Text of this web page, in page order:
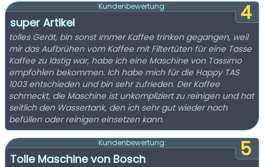
4
Kundenbewertung:
super Artikel
tolles Gerät, bin sonst immer Kaffee trinken gegangen, weil
mir das Aufbrühen vom Kaffee mit Filtertüten für eine Tasse
Kaffee zu lästig war, habe ich eine Maschine von Tassimo
empfohlen bekommen. Ich habe mich für die Happy TAS
1003 entschieden und bin sehr zufrieden. Der Kaffee
schmeckt, die Maschine ist unkompliziert zu reinigen und hat
seitlich den Wassertank, den ich sehr gut wieder nach
befüllen oder reinigen einsetzen kann.
5
Kundenbewertung:
Tolle Maschine von Bosch